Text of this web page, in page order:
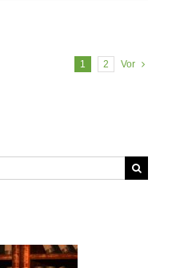
1 2 Vor